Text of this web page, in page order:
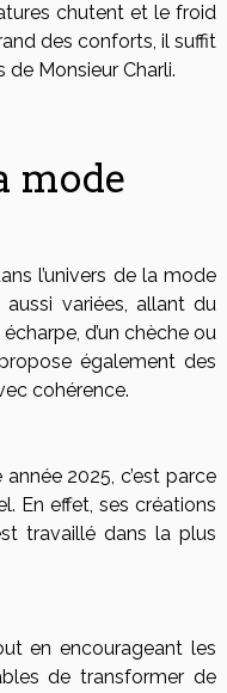
chutent et le froid
des conforts, il suffit
Monsieur Charli.
mode
l’univers de la mode
variées, allant du
d’un chèche ou
également des
cohérence.
2025, c’est parce
En effet, ses créations
travaillé dans la plus
en encourageant les
de transformer de